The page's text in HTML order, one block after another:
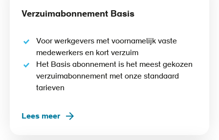
Verzuimabonnement Basis
Voor werkgevers met voornamelijk vaste
medewerkers en kort verzuim
Het Basis abonnement is het meest gekozen
verzuimabonnement met onze standaard
tarieven
Lees meer